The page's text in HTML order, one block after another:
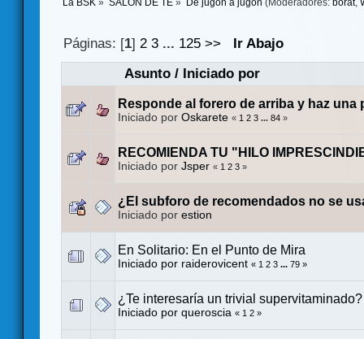
La BSK » SALÓN DE TE » De jugón a jugón (Moderadores: borat,
Páginas: [1]2 3 ... 125 >>
Ir Abajo
Asunto/ Iniciado por
Responde al forero de arriba y haz una
Iniciado por Oskarete « 1 2 3 ... 84 »
RECOMIENDA TU "HILO
Iniciado por Jsper « 1 2 3 »
¿El subforo de recomendados no se
Iniciado por estion
En Solitario: En el Punto de Mira
Iniciado por raiderovicent « 1 2 3 ... 79 »
¿Te interesaría un trivial supervitaminado?
Iniciado por queroscia « 1 2 »